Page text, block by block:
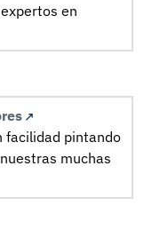
en
facilidad pintando
muchas